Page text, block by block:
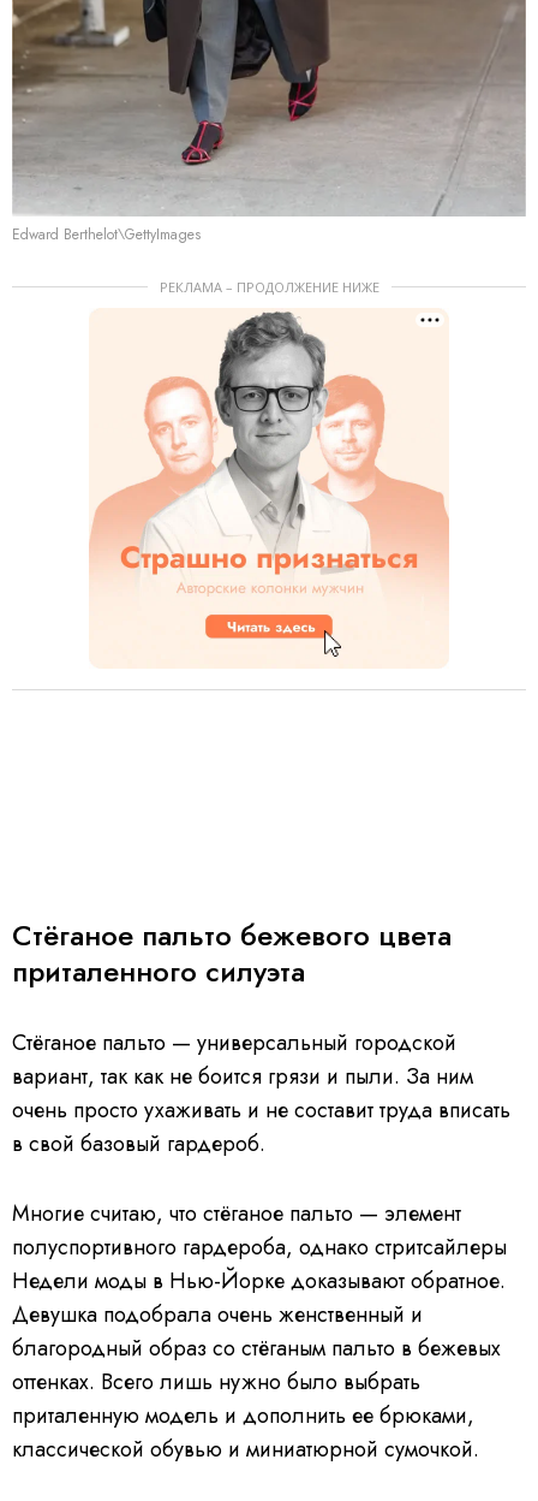
Edward Berthelot\GettyImages
РЕКЛАМА – ПРОДОЛЖЕНИЕ НИЖЕ
Стёганое пальто бежевого цвета
приталенного силуэта
Стёганое пальто — универсальный городской
вариант, так как не боится грязи и пыли. За ним
очень просто ухаживать и не составит труда вписать
в свой базовый гардероб.
Многие считаю, что стёганое пальто — элемент
полуспортивного гардероба, однако стритсайлеры
Недели моды в Нью-Йорке доказывают обратное.
Девушка подобрала очень женственный и
благородный образ со стёганым пальто в бежевых
оттенках. Всего лишь нужно было выбрать
приталенную модель и дополнить ее брюками,
классической обувью и миниатюрной сумочкой.